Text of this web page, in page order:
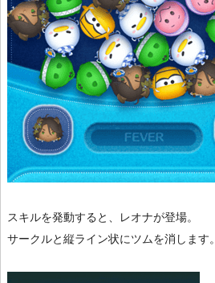
スキルを発動すると、レオナが登場。
サークルと縦ライン状にツムを消します。